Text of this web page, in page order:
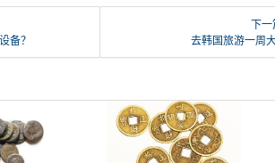
备？
下
去韩国旅游一周